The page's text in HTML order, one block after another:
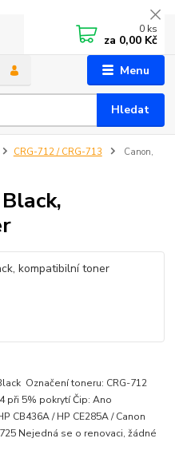
Menu
Hledat
0 ks
za 0,00 Kč
CRG-712 / CRG-713
Canon,
Označení toneru: CRG-712
při 5% pokrytí Čip: Ano
CB436A / HP CE285A / Canon
Nejedná se o renovaci, žádné